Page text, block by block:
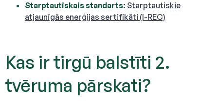
Starptautiskais standarts: Starptautiskie
atjaunīgās enerģijas sertifikāti (I-REC)
Kas ir tirgū balstīti 2.
tvēruma pārskati?